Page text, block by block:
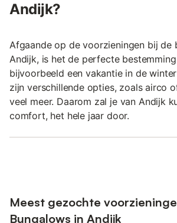
Andijk?
Afgaande op de voorzieningen bij de
Andijk, is het de perfecte
bijvoorbeeld een vakantie in de
zijn verschillende opties, zoals airco
veel meer. Daarom zal je van Andijk
comfort, het hele jaar door.
Meest gezochte
Bungalows in Andijk